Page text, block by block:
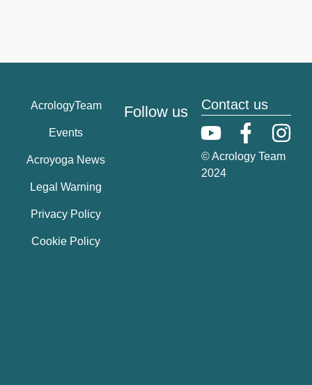
AcrologyTeam
Events
Acroyoga News
Legal Warning
Privacy Policy
Cookie Policy
Follow us Contact us
© Acrology Team
2024